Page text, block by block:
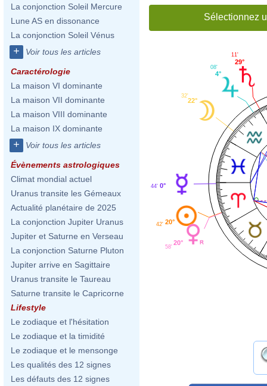
La conjonction Soleil Mercure
Lune AS en dissonance
La conjonction Soleil Vénus
+ Voir tous les articles
Caractérologie
La maison VI dominante
La maison VII dominante
La maison VIII dominante
La maison IX dominante
+ Voir tous les articles
Évènements astrologiques
Climat mondial actuel
Uranus transite les Gémeaux
Actualité planétaire de 2025
La conjonction Jupiter Uranus
Jupiter et Saturne en Verseau
La conjonction Saturne Pluton
Jupiter arrive en Sagittaire
Uranus transite le Taureau
Saturne transite le Capricorne
Lifestyle
Le zodiaque et l'hésitation
Le zodiaque et la timidité
Le zodiaque et le mensonge
Les qualités des 12 signes
Les défauts des 12 signes
Sélectionnez
29°
11'
4°
08'
22°
32'
0°
44'
20°
42'
20°
58'